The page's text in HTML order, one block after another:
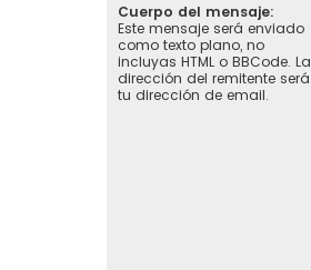
Cuerpo del mensaje:
Este mensaje será enviado
como texto plano, no
incluyas HTML o BBCode. La
dirección del remitente será
tu dirección de email.